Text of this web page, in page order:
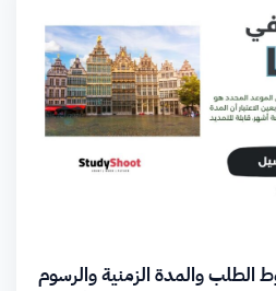
الطلب والمدة الزمنية والرسوم